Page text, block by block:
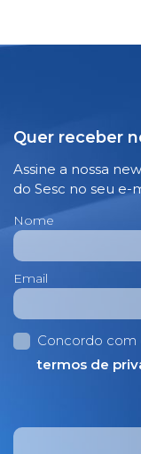
Quer receber
Assine a nossa
do Sesc no seu e-
Nome
Email
Concordo com
termos de